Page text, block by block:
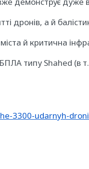
дронів, а й
й критична
типу Shahed (в
3300-udarnyh-